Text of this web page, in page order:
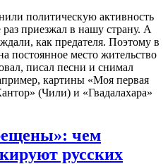
политическую активность
приезжал в нашу страну. А
как предателя. Поэтому в
постоянное место жительство
писал песни и снимал
картины «Моя первая
(Чили) и «Гвадалахара»
чем
русских